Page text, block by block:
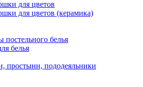
для цветов
для цветов (керамика)
постельного белья
белья
простыни, пододеяльники